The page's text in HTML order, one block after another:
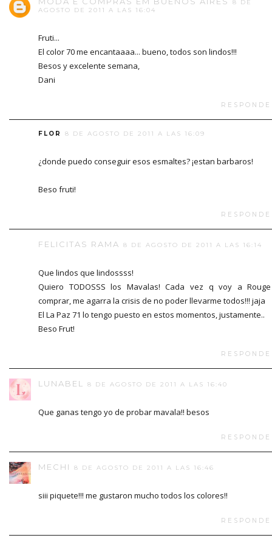
8 DE
AGOSTO DE 2011 A LAS 16:04
Fruti...
El color 70 me encantaaaa... bueno, todos son lindos!!!
Besos y excelente semana,
Dani
FLOR 8 DE AGOSTO DE 2011 A LAS 16:09
¿donde puedo conseguir esos esmaltes? ¡estan barbaros!
Beso fruti!
FELICITAS RAMA 8 DE AGOSTO DE 2011 A LAS 16:14
Que lindos que lindossss!
Quiero TODOSSS los Mavalas! Cada vez q voy a
comprar, me agarra la crisis de no poder llevarme todos!!! jaja
El La Paz 71 lo tengo puesto en estos momentos, justamente..
Beso Frut!
LUNABEL 8 DE AGOSTO DE 2011 A LAS 16:40
Que ganas tengo yo de probar mavala!! besos
MECHI 8 DE AGOSTO DE 2011 A LAS 16:46
siii piquete!!! me gustaron mucho todos los colores!!